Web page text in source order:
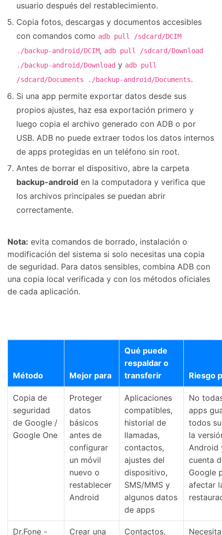
Desbloquear Transferir Reparar Sistema
Prueba Dr.Fone Online
usuario después del restablecimiento.
Copia fotos, descargas y documentos accesibles
con comandos como adb pull /sdcard/DCIM
./backup-android/DCIM, adb pull /sdcard/Download
./backup-android/Download y adb pull
/sdcard/Documents ./backup-android/Documents.
Si una app permite exportar datos desde sus
propios ajustes, haz esa exportación primero y
luego copia el archivo generado con ADB o por
USB. ADB no puede extraer todos los datos internos
de apps protegidas en un teléfono sin root.
Antes de borrar el dispositivo, abre la carpeta
backup-android en la computadora y verifica que
los archivos principales se puedan abrir
correctamente.
Nota: evita comandos de borrado, instalación o
modificación del sistema si solo necesitas una copia
de seguridad. Para datos sensibles, combina ADB con
una copia local verificada y con los métodos oficiales
de cada aplicación.
Método Mejor para
Qué puede
respaldar o
transferir
Riesgo
Copia de
seguridad
de Google /
Google One
Proteger
datos
básicos
antes de
configurar
un móvil
nuevo o
restablecer
Android
Aplicaciones
compatibles,
historial de
llamadas,
contactos,
ajustes del
dispositivo,
SMS/MMS y
algunos datos
de apps
No
apps
todos
la
Android
cuenta
Google
afectar
Dr.Fone - Crear una Contactos,